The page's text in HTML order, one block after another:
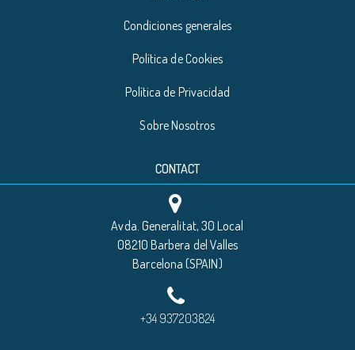
Condiciones generales
Política de Cookies
Política de Privacidad
Sobre Nosotros
CONTACT
Avda. Generalitat, 30 Local
08210 Barbera del Valles
Barcelona (SPAIN)
+34 937203824